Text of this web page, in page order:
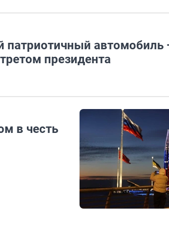
патриотичный автомобиль
президента
в честь